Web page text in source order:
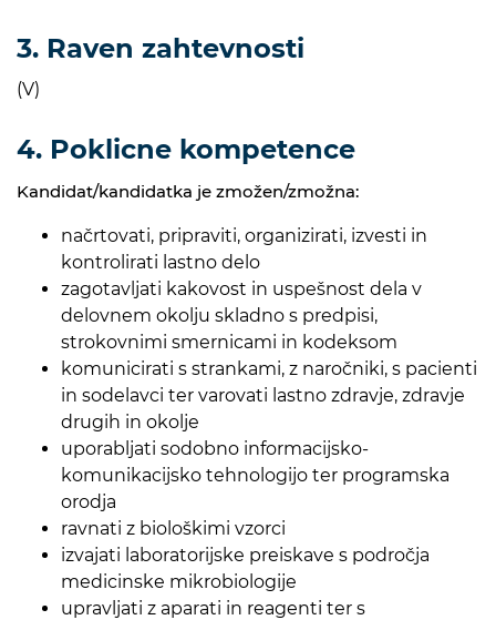
3. Raven zahtevnosti
(V)
4. Poklicne kompetence
Kandidat/kandidatka je zmožen/zmožna:
načrtovati, pripraviti, organizirati, izvesti in
kontrolirati lastno delo
zagotavljati kakovost in uspešnost dela v
delovnem okolju skladno s predpisi,
strokovnimi smernicami in kodeksom
komunicirati s strankami, z naročniki, s pacienti
in sodelavci ter varovati lastno zdravje, zdravje
drugih in okolje
uporabljati sodobno informacijsko-
komunikacijsko tehnologijo ter programska
orodja
ravnati z biološkimi vzorci
izvajati laboratorijske preiskave s področja
medicinske mikrobiologije
upravljati z aparati in reagenti ter s